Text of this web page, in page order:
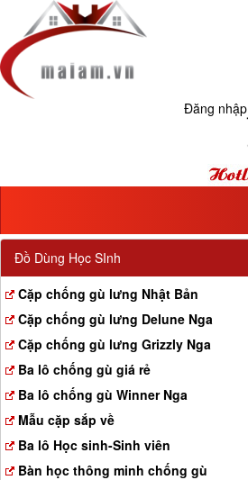
Đăng nhập
Đồ Dùng Học SInh
Cặp chống gù lưng Nhật Bản
Cặp chống gù lưng Delune Nga
Cặp chống gù lưng Grizzly Nga
Ba lô chống gù giá rẻ
Ba lô chống gù Winner Nga
Mẫu cặp sắp về
Ba lô Học sinh-Sinh viên
Bàn học thông minh chống gù